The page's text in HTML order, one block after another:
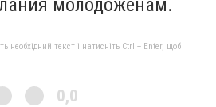
необхідний текст і натисніть Ctrl + Enter, щоб
0,0